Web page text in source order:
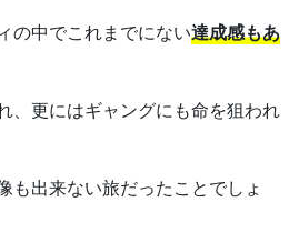
の中でこれまでにない達成感もあ
、更にはギャングにも命を狙われ
も出来ない旅だったことでしょ